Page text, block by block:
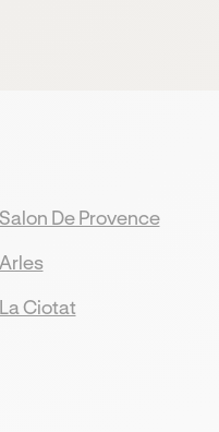
Salon De Provence
Arles
La Ciotat